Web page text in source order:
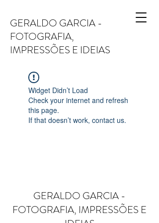
GERALDO GARCIA -
FOTOGRAFIA,
IMPRESSÕES E IDEIAS
Widget Didn’t Load
Check your internet and refresh
this page.
If that doesn’t work, contact us.
GERALDO GARCIA -
FOTOGRAFIA, IMPRESSÕES E